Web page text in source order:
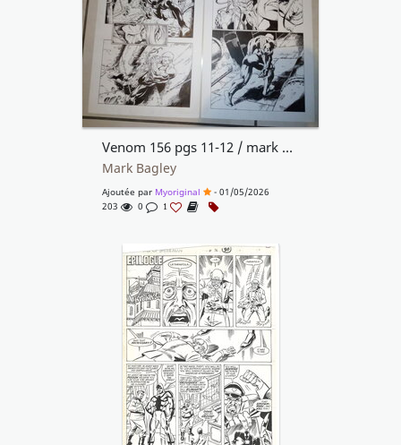
Venom 156 pgs 11-12 / mark bagley
Mark Bagley
Ajoutée par Myoriginal
- 01/05/2026
203
0 1